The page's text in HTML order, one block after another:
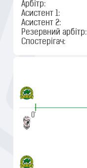
Арбітр:
Асистент 1:
Асистент 2:
Резервний арбітр:
Спостерігач:
|
0'